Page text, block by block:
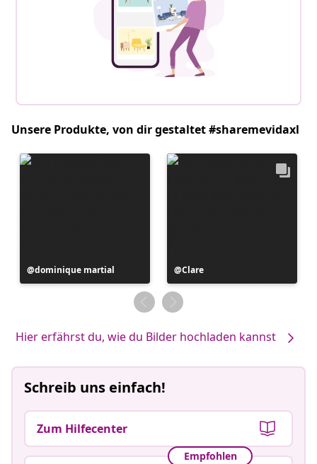
Unsere Produkte, von dir gestaltet #sharemevidaxl
Beitrag
veröffentlicht
dominique martial
Beitrag
veröffentlicht
von
Clare
Hier erfährst du, wie du Bilder hochladen kannst
Schreib uns einfach!
Zum Hilfecenter
Empfohlen